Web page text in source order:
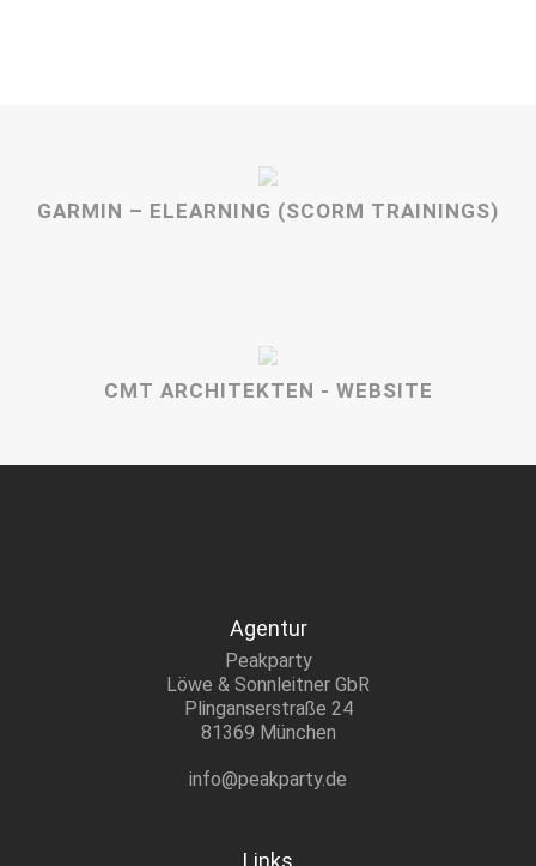
CMT ARCHITEKTEN - WEBSITE
GARMIN – ELEARNING (SCORM TRAININGS)
Agentur
Peakparty
Löwe & Sonnleitner GbR
Plinganserstraße 24
81369 München
info@peakparty.de
Links